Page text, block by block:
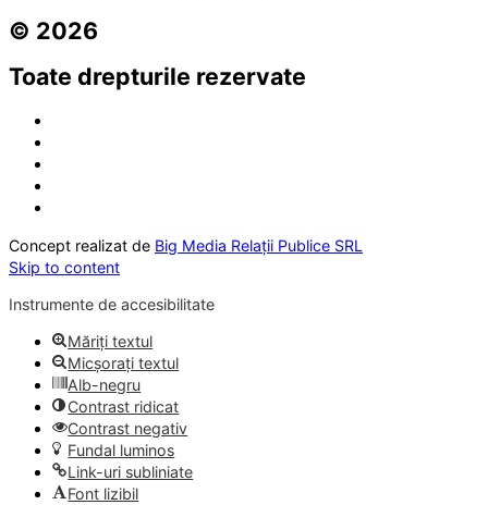
© 2026
Toate drepturile rezervate
Concept realizat de Big Media Relații Publice SRL
Skip to content
Instrumente de accesibilitate
Măriți textul
Micșorați textul
Alb-negru
Contrast ridicat
Contrast negativ
Fundal luminos
Link-uri subliniate
Font lizibil